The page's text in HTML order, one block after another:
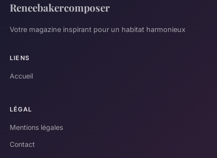
Reneebakercomposer
Votre magazine inspirant pour un habitat harmonieux
LIENS
Accueil
LÉGAL
Mentions légales
Contact